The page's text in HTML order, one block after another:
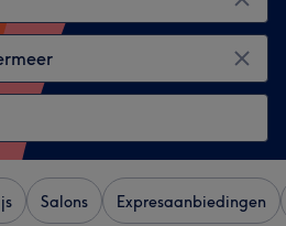
Salons Expresaanbiedingen